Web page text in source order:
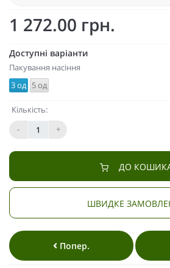
1 272.00 грн.
Доступні варіанти
Пакування насіння
3 од 5 од
Кількість:
-
+
ДО
ШВИДКЕ
Попер.